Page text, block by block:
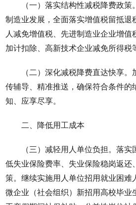
（一）落实结构性减税降费政
制造业发展，全面落实增值税留抵退
人减免增值税、先进制造业企业增值
加计扣除、高新技术企业减免所得税
（二）深化减税降费直达快享
传辅导、精准推送，确保符合条件的
知、应享尽享。
二、降低用工成本
（三）减轻用人单位负担。落
低失业保险费率、失业保险稳岗返还
策。继续实施用人单位招用就业困难
微企业（社会组织）新招用高校毕业